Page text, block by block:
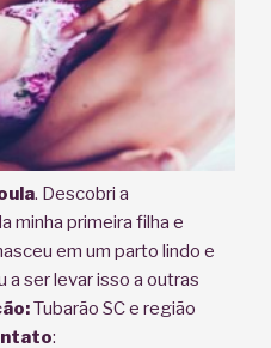
. Descobri a
minha primeira filha e
em um parto lindo e
a ser levar isso a outras
Tubarão SC e região
: